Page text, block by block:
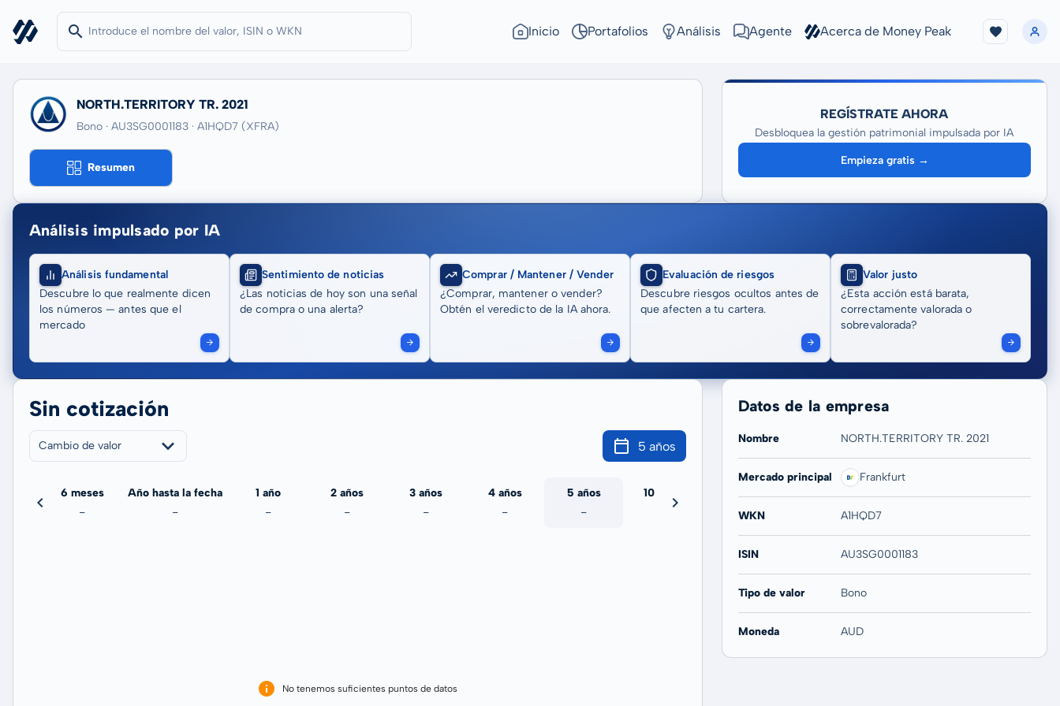
Inicio Portafolios Análisis Agente Acerca de Money Peak
NORTH.TERRITORY TR. 2021
Bono · AU3SG0001183 · A1HQD7 (XFRA)
Resumen
REGÍSTRATE AHORA
Desbloquea la gestión patrimonial impulsada por IA
Empieza gratis →
Análisis impulsado por IA
Análisis fundamental
Descubre lo que realmente dicen
los números — antes que el
mercado
Sentimiento de noticias
¿Las noticias de hoy son una señal
de compra o una alerta?
Comprar / Mantener / Vender
¿Comprar, mantener o vender?
Obtén el veredicto de la IA ahora.
Evaluación de riesgos
Descubre riesgos ocultos antes de
que afecten a tu cartera.
Valor justo
¿Esta acción está barata,
correctamente valorada o
sobrevalorada?
Sin cotización
Cambio de valor 5 años
6 meses
-
Año hasta la fecha
-
1 año
-
2 años
-
3 años
-
4 años
-
5 años
-
10 años
-
No tenemos suficientes puntos de datos
Datos de la empresa
Nombre NORTH.TERRITORY TR. 2021
Mercado principal Frankfurt
WKN A1HQD7
ISIN AU3SG0001183
Tipo de valor Bono
Moneda AUD